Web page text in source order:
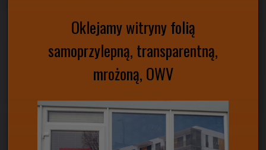
Oklejamy witryny folią
samoprzylepną, transparentną,
mrożoną, OWV